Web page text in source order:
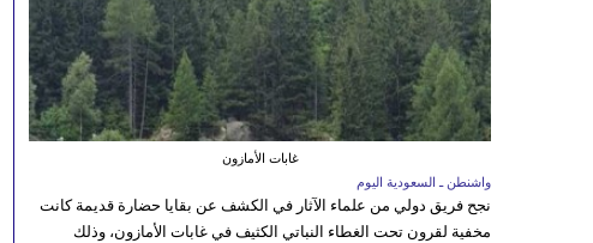
غابات الأمازون
واشنطن ـ السعودية اليوم
نجح فريق دولي من علماء الآثار في الكشف عن بقايا حضارة قديمة كانت
مخفية لقرون تحت الغطاء النباتي الكثيف في غابات الأمازون، وذلك